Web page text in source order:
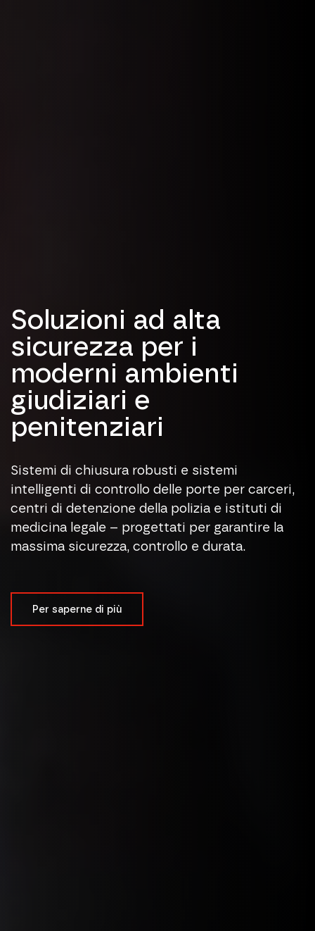
Soluzioni ad alta
sicurezza per i
moderni ambienti
giudiziari e
penitenziari
Sistemi di chiusura robusti e sistemi
intelligenti di controllo delle porte per carceri,
centri di detenzione della polizia e istituti di
medicina legale – progettati per garantire la
massima sicurezza, controllo e durata.
Per saperne di più